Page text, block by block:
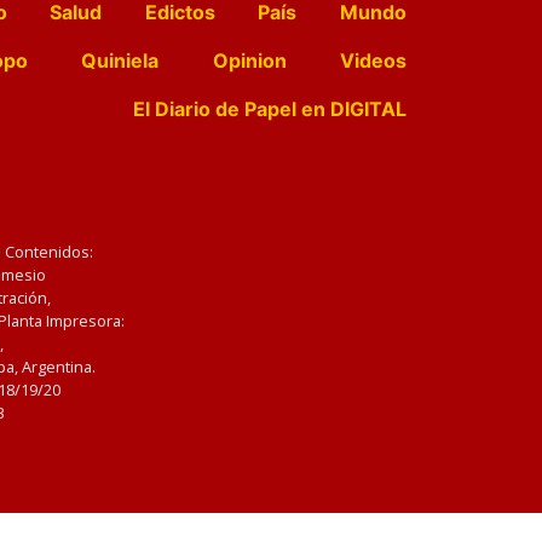
Salud Edictos País
Mundo
Quiniela Opinion
Videos
El Diario de Papel en DIGITAL
Impresora:
Argentina.
19/20